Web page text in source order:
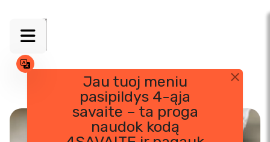
Jau tuoj meniu
pasipildys 4-ąja
savaite – ta proga
naudok kodą